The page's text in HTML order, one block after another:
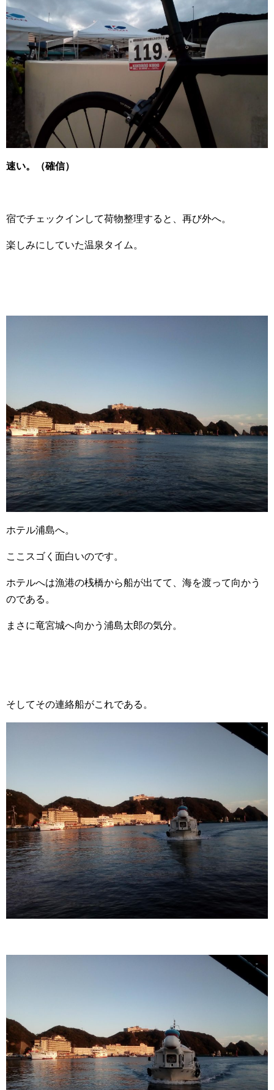
速い。（確信）
宿でチェックインして荷物整理すると、再び外へ。
楽しみにしていた温泉タイム。
ホテル浦島へ。
ここスゴく面白いのです。
ホテルへは漁港の桟橋から船が出てて、海を渡って向かう
のである。
まさに竜宮城へ向かう浦島太郎の気分。
そしてその連絡船がこれである。